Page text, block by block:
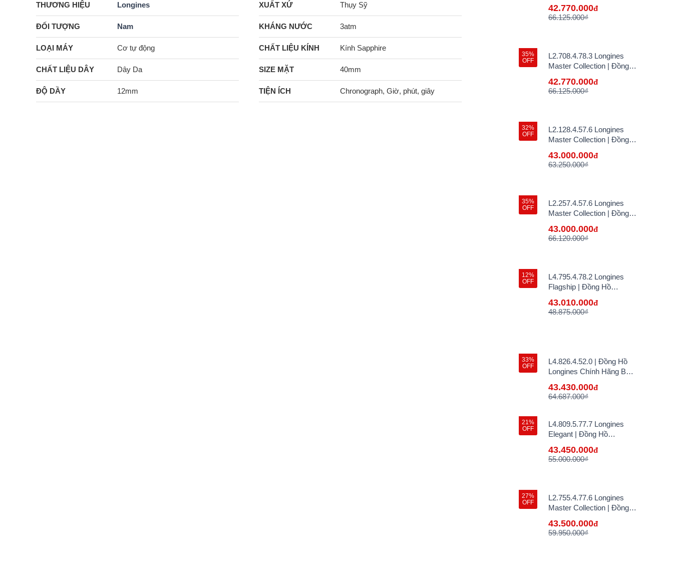
THƯƠNG HIỆU Longines XUẤT XỨ Thụy Sỹ
ĐỐI TƯỢNG Nam KHÁNG NƯỚC 3atm
LOẠI MÁY Cơ tự động CHẤT LIỆU KÍNH Kính Sapphire
CHẤT LIỆU DÂY Dây Da SIZE MẶT 40mm
ĐỘ DẦY 12mm TIỆN ÍCH Chronograph, Giờ, phút, giây
Bán Lẻ Tại VN
42.770.000đ
66.125.000₫
35%
OFF
L2.708.4.78.3 Longines
Master Collection | Đồng
Bán Lẻ Tại VN
42.770.000đ
66.125.000₫
32%
OFF
L2.128.4.57.6 Longines
Master Collection | Đồng
Bán Lẻ Tại VN
43.000.000đ
63.250.000₫
35%
OFF
L2.257.4.57.6 Longines
Master Collection | Đồng
Bán Lẻ Tại VN
43.000.000đ
66.120.000₫
12%
OFF
L4.795.4.78.2 Longines
Flagship | Đồng Hồ
Lẻ Tại VN - hàng lướt
43.010.000đ
48.875.000₫
33%
OFF
L4.826.4.52.0 | Đồng Hồ
Longines Chính Hãng Bán
43.430.000đ
64.687.000₫
21%
OFF
L4.809.5.77.7 Longines
Elegant | Đồng Hồ
Lẻ Tại VN
43.450.000đ
55.000.000₫
27%
OFF
L2.755.4.77.6 Longines
Master Collection | Đồng
Bán Lẻ Tại VN
43.500.000đ
59.950.000₫